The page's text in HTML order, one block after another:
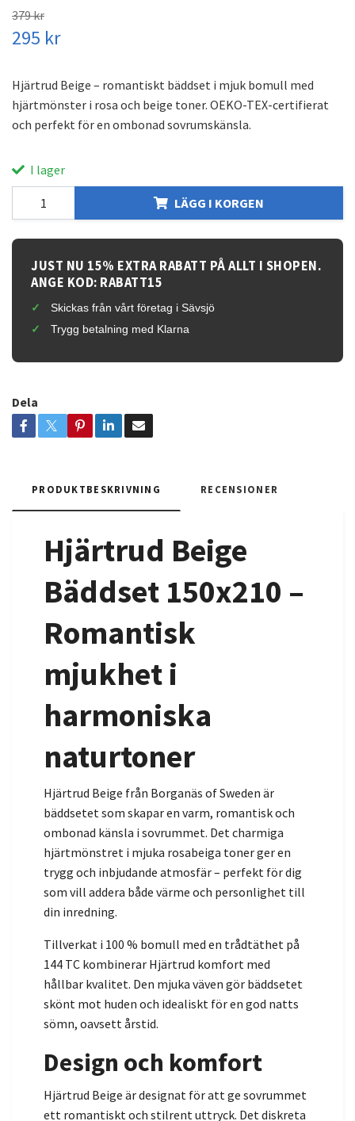
379 kr
295 kr
Hjärtrud Beige – romantiskt bäddset i mjuk bomull med
hjärtmönster i rosa och beige toner. OEKO-TEX-certifierat
och perfekt för en ombonad sovrumskänsla.
I lager
LÄGG I KORGEN
JUST NU 15% EXTRA RABATT PÅ ALLT I SHOPEN.
ANGE KOD: RABATT15
Skickas från vårt företag i Sävsjö
Trygg betalning med Klarna
Dela
PRODUKTBESKRIVNING RECENSIONER
Hjärtrud Beige
Bäddset 150x210 –
Romantisk
mjukhet i
harmoniska
naturtoner
Hjärtrud Beige från Borganäs of Sweden är
bäddsetet som skapar en varm, romantisk och
ombonad känsla i sovrummet. Det charmiga
hjärtmönstret i mjuka rosabeiga toner ger en
trygg och inbjudande atmosfär – perfekt för dig
som vill addera både värme och personlighet till
din inredning.
Tillverkat i 100 % bomull med en trådtäthet på
144 TC kombinerar Hjärtrud komfort med
hållbar kvalitet. Den mjuka väven gör bäddsetet
skönt mot huden och idealiskt för en god natts
sömn, oavsett årstid.
Design och komfort
Hjärtrud Beige är designat för att ge sovrummet
ett romantiskt och stilrent uttryck. Det diskreta